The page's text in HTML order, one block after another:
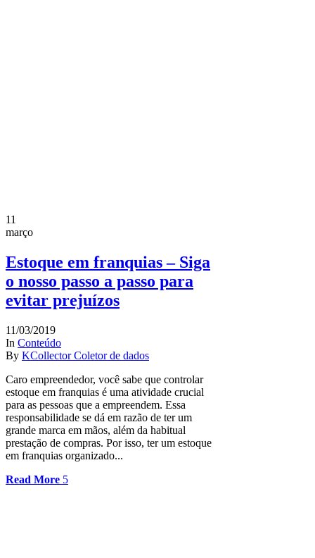
11
março
Estoque em franquias – Siga
o nosso passo a passo para
evitar prejuízos
11/03/2019
In Conteúdo
By KCollector Coletor de dados
Caro empreendedor, você sabe que controlar
estoque em franquias é uma atividade crucial
para as pessoas que a empreendem. Essa
responsabilidade se dá em razão de ter um
grande marca em mãos, além da habitual
prestação de compras. Por isso, ter um estoque
em franquias organizado...
Read More